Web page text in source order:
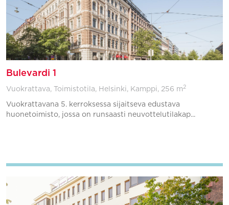
Bulevardi 1
Vuokrattava, Toimistotila, Helsinki, Kamppi, 256 m 2
Vuokrattavana 5. kerroksessa sijaitseva edustava
huonetoimisto, jossa on runsaasti neuvottelutilakap...